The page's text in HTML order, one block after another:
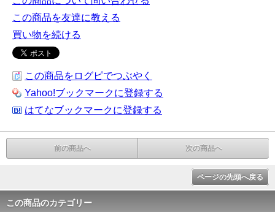
この商品を友達に教える
買い物を続ける
この商品をログピでつぶやく
Yahoo!ブックマークに登録する
はてなブックマークに登録する
前の商品へ 次の商品へ
ページの先頭へ戻る
この商品のカテゴリー